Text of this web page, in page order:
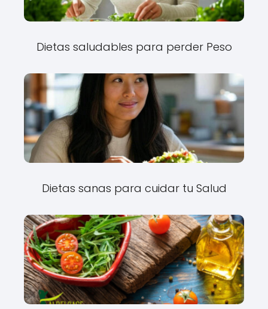
Dietas saludables para perder Peso
Dietas sanas para cuidar tu Salud